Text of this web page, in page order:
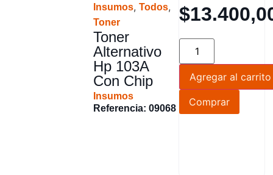
Insumos, Todos,
Toner
Toner
Alternativo
Hp 103A
Con Chip
Insumos
Referencia: 09068
$
Agregar al carrito
Comprar